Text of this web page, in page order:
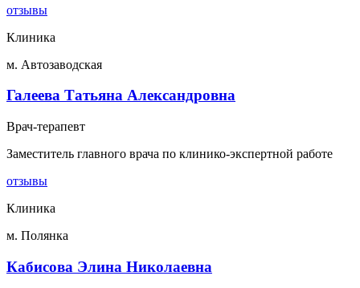
отзывы
Клиника
м. Автозаводская
Галеева Татьяна Александровна
Врач-терапевт
Заместитель главного врача по клинико-экспертной работе
отзывы
Клиника
м. Полянка
Кабисова Элина Николаевна